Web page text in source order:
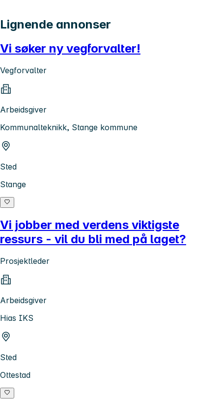
Lignende annonser
Vi søker ny vegforvalter!
Vegforvalter
Arbeidsgiver
Kommunalteknikk, Stange kommune
Sted
Stange
Vi jobber med verdens viktigste
ressurs - vil du bli med på laget?
Prosjektleder
Arbeidsgiver
Hias IKS
Sted
Ottestad